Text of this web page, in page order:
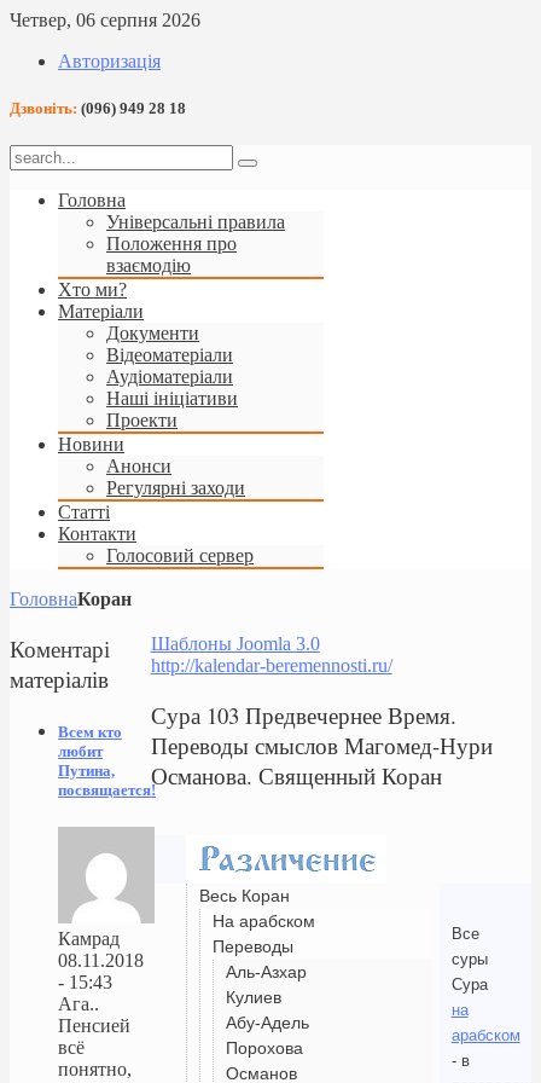
Четвер, 06 серпня 2026
Авторизація
Дзвоніть: (096) 949 28 18
Головна
Універсальні правила
Положення про
взаємодію
Хто ми?
Матеріали
Документи
Відеоматеріали
Аудіоматеріали
Наші ініціативи
Проекти
Новини
Анонси
Регулярні заходи
Статті
Контакти
Голосовий сервер
ГоловнаКоран
Шаблоны Joomla 3.0
http://kalendar-beremennosti.ru/
Сура 103 Предвечернее Время.
Переводы смыслов Магомед-Нури
Османова. Священный Коран
Весь Коран
На арабском
Переводы
Аль-Азхар
Кулиев
Абу-Адель
Порохова
Османов
Все
суры
Сура
на
арабском
- в
Коментарі
матеріалів
Всем кто
любит
Путина,
посвящается!
Камрад
08.11.2018
- 15:43
Ага..
Пенсией
всё
понятно,